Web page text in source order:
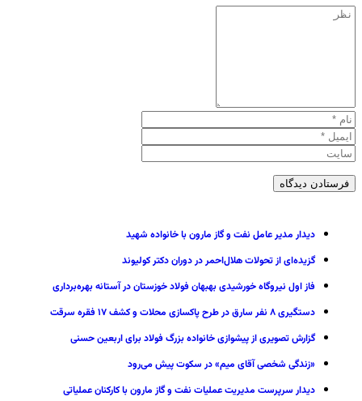
دیدار مدیر عامل نفت و گاز مارون با خانواده شهید
گزیده‌ای از تحولات هلال‌احمر در دوران دکتر کولیوند
فاز اول نیروگاه خورشیدی بهبهان فولاد خوزستان در آستانه بهره‌برداری
دستگیری ۸ نفر سارق در طرح پاکسازی محلات و کشف ۱۷ فقره سرقت
گزارش تصویری از پیشوازی خانواده بزرگ فولاد برای اربعین حسنی
«زندگی شخصی آقای میم» در سکوت پیش می‌رود
دیدار سرپرست مدیریت عملیات نفت و گاز مارون با کارکنان عملیاتی